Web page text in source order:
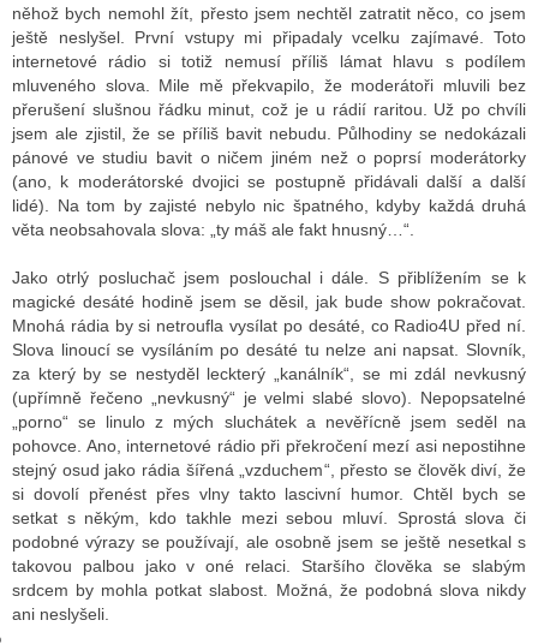
RÁDIA
STRÁNKY RÁDIÍ
STRÁNKY TV
TISK
STÁT BLOGEREM
BLOGERA
DISKUTÉRA NA RADIOTV
STARŠÍCH DISKUZÍ
něhož bych nemohl žít, přesto jsem nechtěl zatratit něco, co jsem
ještě neslyšel. První vstupy mi připadaly vcelku zajímavé. Toto
internetové rádio si totiž nemusí příliš lámat hlavu s podílem
mluveného slova. Mile mě překvapilo, že moderátoři mluvili bez
přerušení slušnou řádku minut, což je u rádií raritou. Už po chvíli
jsem ale zjistil, že se příliš bavit nebudu. Půlhodiny se nedokázali
pánové ve studiu bavit o ničem jiném než o poprsí moderátorky
(ano, k moderátorské dvojici se postupně přidávali další a další
lidé). Na tom by zajisté nebylo nic špatného, kdyby každá druhá
věta neobsahovala slova: „ty máš ale fakt hnusný…“.
Jako otrlý posluchač jsem poslouchal i dále. S přiblížením se k
magické desáté hodině jsem se děsil, jak bude show pokračovat.
Mnohá rádia by si netroufla vysílat po desáté, co Radio4U před ní.
Slova linoucí se vysíláním po desáté tu nelze ani napsat. Slovník,
za který by se nestyděl leckterý „kanálník“, se mi zdál nevkusný
(upřímně řečeno „nevkusný“ je velmi slabé slovo). Nepopsatelné
„porno“ se linulo z mých sluchátek a nevěřícně jsem seděl na
pohovce. Ano, internetové rádio při překročení mezí asi nepostihne
stejný osud jako rádia šířená „vzduchem“, přesto se člověk diví, že
si dovolí přenést přes vlny takto lascivní humor. Chtěl bych se
setkat s někým, kdo takhle mezi sebou mluví. Sprostá slova či
podobné výrazy se používají, ale osobně jsem se ještě nesetkal s
takovou palbou jako v oné relaci. Staršího člověka se slabým
srdcem by mohla potkat slabost. Možná, že podobná slova nikdy
ani neslyšeli.